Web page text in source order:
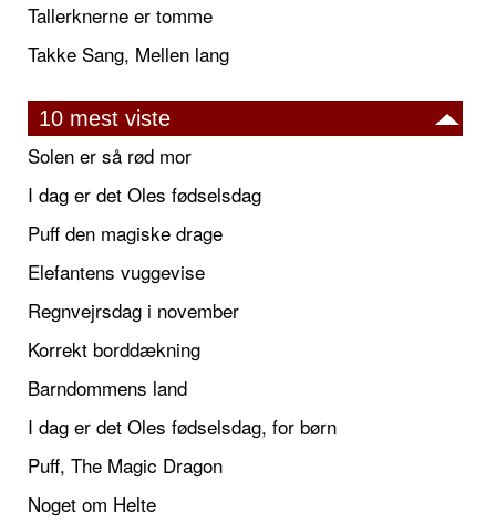
Tallerknerne er tomme
Takke Sang, Mellen lang
10 mest viste
Solen er så rød mor
I dag er det Oles fødselsdag
Puff den magiske drage
Elefantens vuggevise
Regnvejrsdag i november
Korrekt borddækning
Barndommens land
I dag er det Oles fødselsdag, for børn
Puff, The Magic Dragon
Noget om Helte